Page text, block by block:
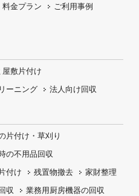
料金プラン
ご利用事例
屋敷片付け
ーニング 法人向け回収
片付け・ 草刈り
の不用品回収
付け 残置物撤去
家財整理
収 業務用厨房機器の回収